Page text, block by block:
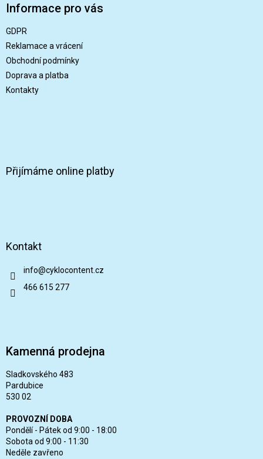
Informace pro vás
GDPR
Reklamace a vrácení
Obchodní podmínky
Doprava a platba
Kontakty
Přijímáme online platby
Kontakt
info@cyklocontent.cz
466 615 277
Kamenná prodejna
Sladkovského 483
Pardubice
530 02
PROVOZNÍ DOBA
Pondělí - Pátek od 9:00 - 18:00
Sobota od 9:00 - 11:30
Neděle zavřeno